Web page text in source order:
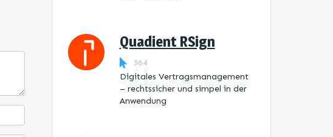
Quadient RSign
364
Digitales Vertragsmanagement
– rechtssicher und simpel in der
Anwendung